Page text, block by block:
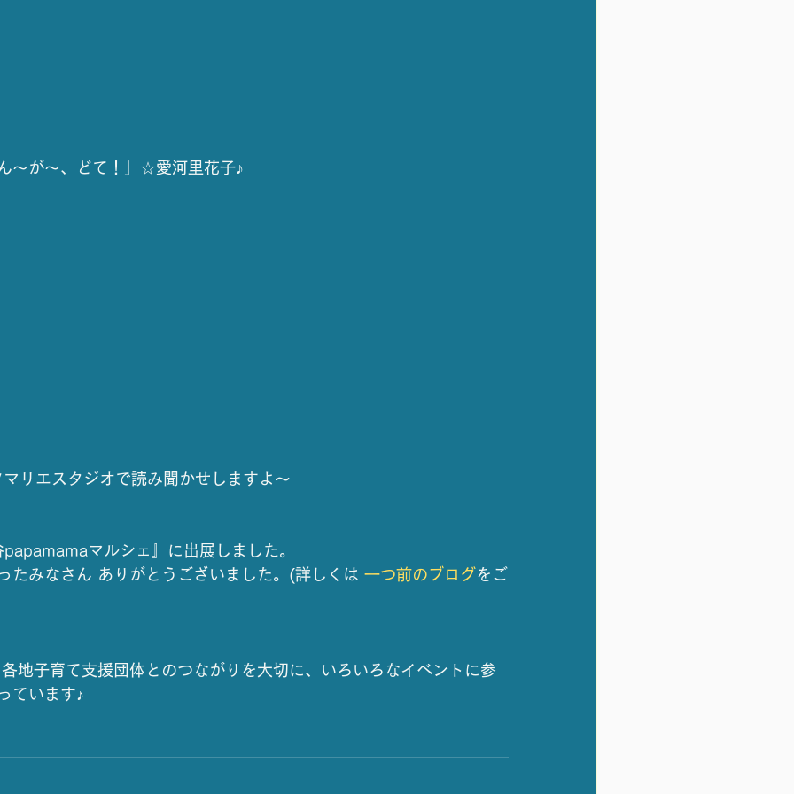
～が～、どて！」☆愛河里花子♪
リエスタジオで読み聞かせしますよ～
マルシェ』に出展しました。
たみなさん ありがとうございました。(詳しくは 一つ前のブログをご
地子育て支援団体とのつながりを大切に、いろいろなイベントに参
ています♪